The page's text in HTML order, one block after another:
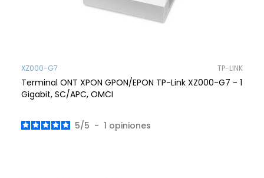
XZ000-G7 TP-LINK
Terminal ONT XPON GPON/EPON TP-Link XZ000-G7 - 1
Gigabit, SC/APC, OMCI
5/5 - 1 opiniones